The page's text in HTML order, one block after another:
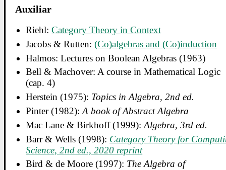
Auxiliar
Riehl:Category Theory in Context
Jacobs & Rutten:(Co)algebras and (Co)induction
Halmos: Lectures on Boolean Algebras (1963)
Bell & Machover: A course in Mathematical Logic
(cap. 4)
Herstein (1975): Topics in Algebra, 2nd ed.
Pinter (1982):A book of Abstract Algebra
Mac Lane & Birkhoff (1999):Algebra, 3rd ed.
Barr & Wells (1998): Category Theory for
Science, 2nd ed., 2020 reprint
Bird & de Moore (1997): The Algebra of